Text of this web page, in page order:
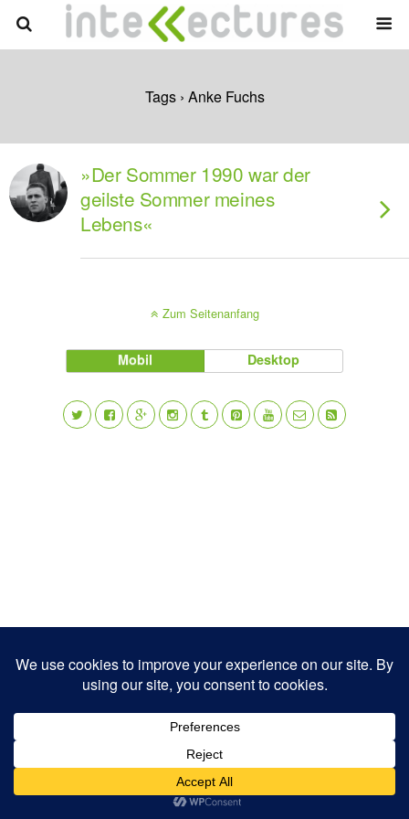
Tags › Anke Fuchs
»Der Sommer 1990 war der
geilste Sommer meines
Lebens«
Zum Seitenanfang
Mobil Desktop